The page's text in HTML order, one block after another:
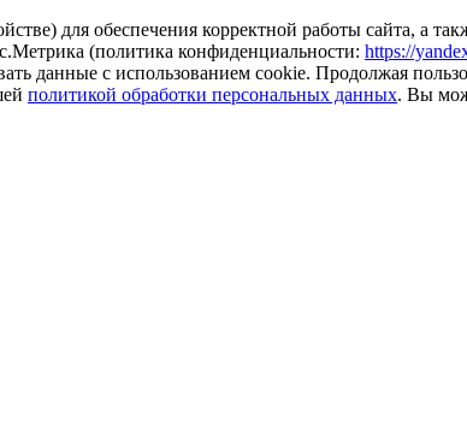
для обеспечения корректной работы сайта, а
(политика конфиденциальности: https://
данные с использованием cookie. Продолжая
политикой обработки персональных данных. Вы